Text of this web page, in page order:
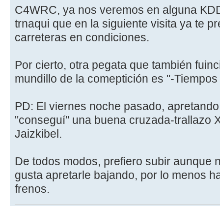
C4WRC, ya nos veremos en alguna
trnaqui que en la siguiente visita ya te
carreteras en condiciones.
Por cierto, otra pegata que también
mundillo de la comeptición es "-
PD: El viernes noche pasado,
"conseguí" una buena cruzada-trallazo
Jaizkibel.
De todos modos, prefiero subir aunque
gusta apretarle bajando, por lo menos
frenos.